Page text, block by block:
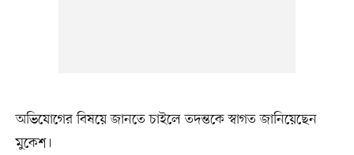
অভিযোগের বিষয়ে জানতে চাইলে তদন্তকে স্বাগত জানিয়েছেন
মুকেশ।